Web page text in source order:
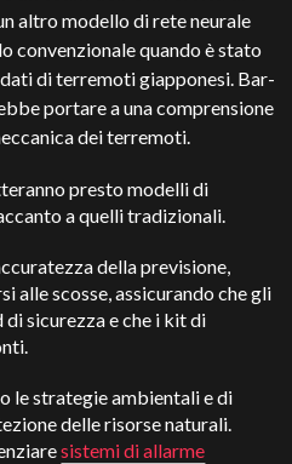
altro modello di rete neurale
convenzionale quando è stato
di terremoti giapponesi. Bar-
portare a una comprensione
dei terremoti.
presto modelli di
a quelli tradizionali.
della previsione,
alle scosse, assicurando che gli
sicurezza e che i kit di
le strategie ambientali e di
delle risorse naturali.
sistemi di allarme